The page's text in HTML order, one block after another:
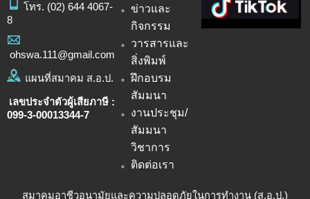
โทร. (02) 644 4067-
8
ohswa.111@gmail.com
แผนที่สมาคม ส.อ.ป.
เลขประจำตัวผู้เสียภาษี :
099-3-00013344-7
ข่าวและ
กิจกรรม
วารสารและ
สิ่งพิมพ์
ฝึกอบรม
สัมมนา
งานประชุม/
สัมมนา
วิชาการ
ติดต่อเรา
สมาคมอาชีวอนามัยและความปลอดภัยในการทำงาน (ส.อ.ป.)